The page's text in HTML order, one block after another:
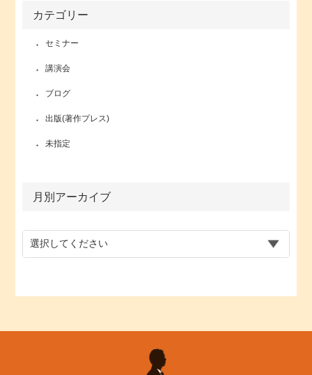
カテゴリー
セミナー
講演会
ブログ
出版(著作プレス)
未指定
月別アーカイブ